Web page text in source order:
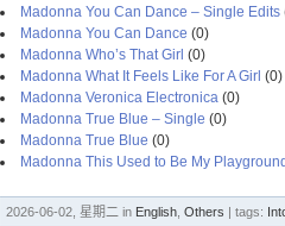
Madonna You Can Dance – Single Edits
Madonna You Can Dance (0)
Madonna Who’s That Girl (0)
Madonna What It Feels Like For A Girl (0)
Madonna Veronica Electronica (0)
Madonna True Blue – Single (0)
Madonna True Blue (0)
Madonna This Used to Be My Playground
2026-06-02, 星期二 in English Others | tags: